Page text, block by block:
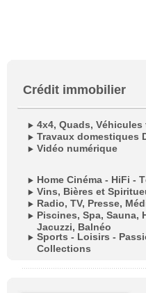
Crédit immobilier
4x4, Quads,
Travaux domestiques
Vidéo numérique
Home Cinéma - HiFi -
Vins, Bières et
Radio, TV, Presse,
Piscines, Spa, Sauna,
Jacuzzi, Balnéo
Sports - Loisirs -
Collections